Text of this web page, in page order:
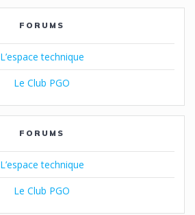
FORUMS
L’espace technique
Le Club PGO
FORUMS
L’espace technique
Le Club PGO